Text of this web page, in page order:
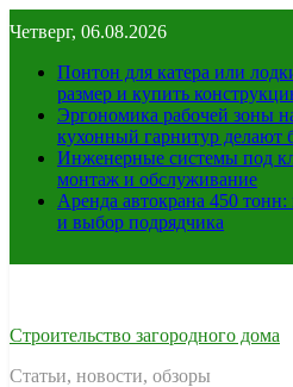
к
содержимому
Четверг, 06.08.2026
Понтон для катера или
размер и купить
Эргономика рабочей зоны
кухонный гарнитур
Инженерные системы под
монтаж и обслуживание
Аренда автокрана 450
и выбор подрядчика
Строительство загородного дома
Статьи, новости, обзоры